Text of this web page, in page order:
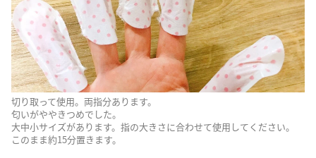
切り取って使用。両指分あります。
匂いがややきつめでした。
大中小サイズがあります。指の大きさに合わせて使用してください。
このまま約15分置きます。